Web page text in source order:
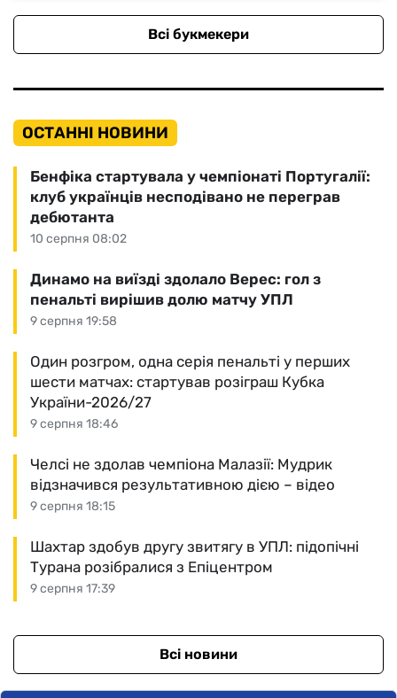
Всі букмекери
ОСТАННІ НОВИНИ
10 серпня 08:02
Бенфіка стартувала у чемпіонаті Португалії:
клуб українців несподівано не переграв
дебютанта
9 серпня 19:58
Динамо на виїзді здолало Верес: гол з
пенальті вирішив долю матчу УПЛ
9 серпня 18:46
Один розгром, одна серія пенальті у перших
шести матчах: стартував розіграш Кубка
України-2026/27
9 серпня 18:15
Челсі не здолав чемпіона Малазії: Мудрик
відзначився результативною дією – відео
9 серпня 17:39
Шахтар здобув другу звитягу в УПЛ: підопічні
Турана розібралися з Епіцентром
Всі новини